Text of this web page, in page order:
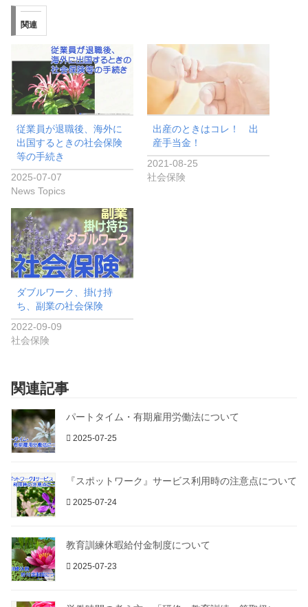
c
e
b
o
o
k
関連
従業員が退職後、海外に
出国するときの社会保険
等の手続き
2025-07-07
News Topics
出産のときはコレ！ 出
産手当金！
2021-08-25
社会保険
ダブルワーク、掛け持
ち、副業の社会保険
2022-09-09
社会保険
関連記事
パートタイム・有期雇用労働法について
2025-07-25
『スポットワーク』サービス利用時の注意点について
2025-07-24
教育訓練休暇給付金制度について
2025-07-23